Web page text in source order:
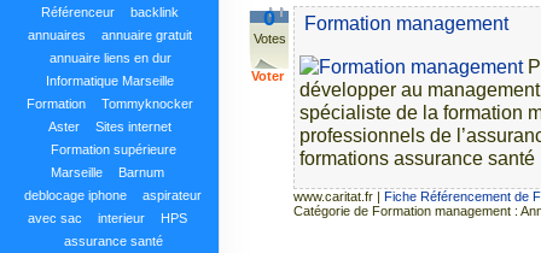
Référenceur
backlink
annuaires
annuaire gratuit
annuaire liens en dur
Informatique Marseille
Formation
Tommyknocker
Aster
Sites internet
Formation supérieure
Marseille
Barnum
deblocage iphone
aspirateur
avec sac
interieur
HPS
assurance santé
0
Votes
Voter
Formation management
développer au
spécialiste de la formation
professionnels de
formations assurance
www.caritat.fr
Fiche Référencement de
Catégorie de Formation management :